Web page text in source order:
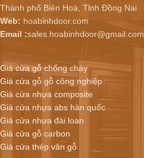
Thành phố Biên Hoà, Tỉnh Đồng Nai
Web: hoabinhdoor.com
Email :sales.hoabinhdoor@gmail.com
Giá cửa gỗ chống cháy
Giá cửa gỗ gỗ công nghiệp
Giá cửa nhựa composite
Giá cửa nhựa abs hàn quốc
Giá cửa nhựa đài loan
Giá cửa gỗ carbon
Giá cửa thép vân gỗ